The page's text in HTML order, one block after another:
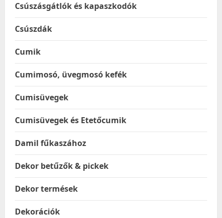
Csúszásgátlók és kapaszkodók
Csúszdák
Cumik
Cumimosó, üvegmosó kefék
Cumisüvegek
Cumisüvegek és Etetőcumik
Damil fűkaszához
Dekor betűzők & pickek
Dekor termések
Dekorációk